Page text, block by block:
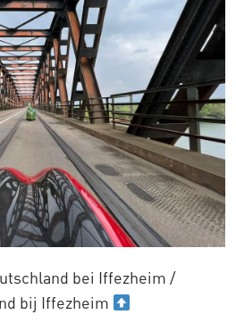
bei Iffezheim /
bij Iffezheim